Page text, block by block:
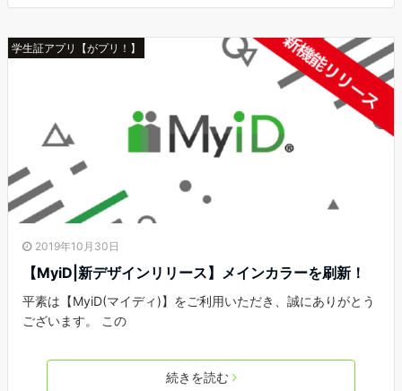
学生証アプリ【がプリ！】
2019年10月30日
【MyiD|新デザインリリース】メインカラーを刷新！
平素は【MyiD(マイディ)】をご利用いただき、誠にありがとう
ございます。 この
続きを読む